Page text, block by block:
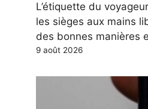
L’étiquette du
les sièges aux mains
des bonnes manières
9 août 2026